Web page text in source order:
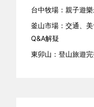
台中牧場：親子遊
釜山市場：交通、
Q&A解疑
東卯山：登山旅遊